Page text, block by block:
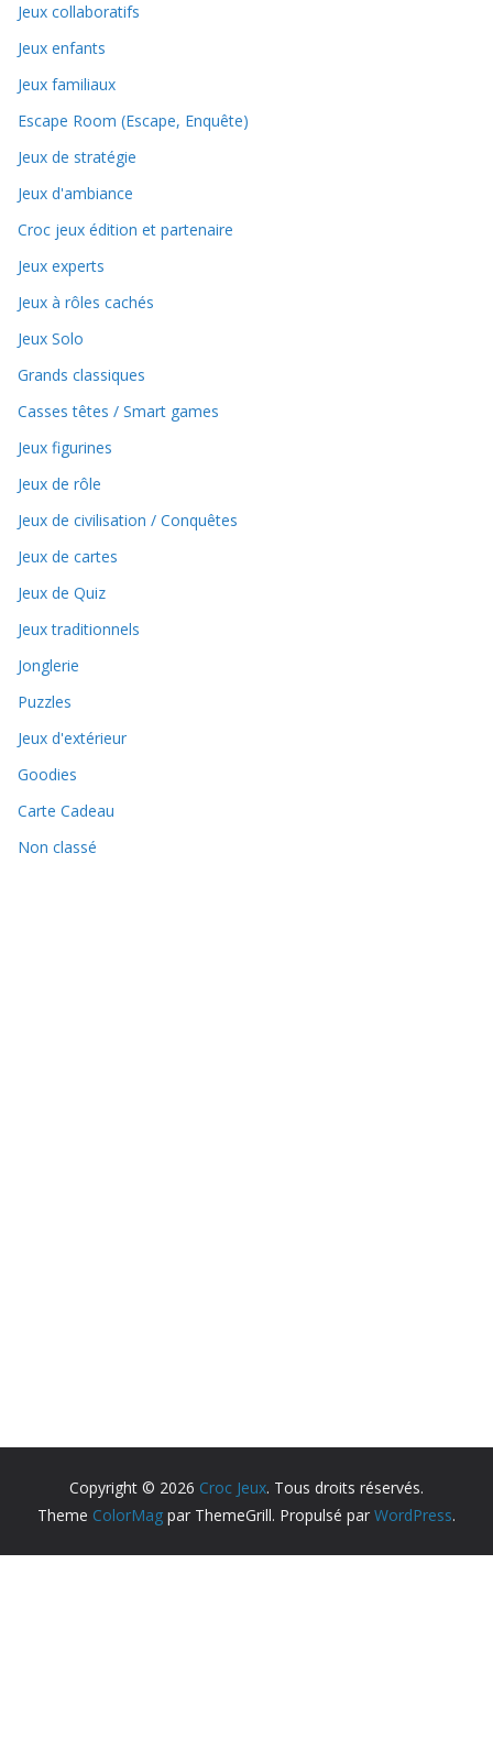
Jeux collaboratifs
Jeux enfants
Jeux familiaux
Escape Room (Escape, Enquête)
Jeux de stratégie
Jeux d'ambiance
Croc jeux édition et partenaire
Jeux experts
Jeux à rôles cachés
Jeux Solo
Grands classiques
Casses têtes / Smart games
Jeux figurines
Jeux de rôle
Jeux de civilisation / Conquêtes
Jeux de cartes
Jeux de Quiz
Jeux traditionnels
Jonglerie
Puzzles
Jeux d'extérieur
Goodies
Carte Cadeau
Non classé
Copyright © 2026 Croc Jeux. Tous droits réservés.
Theme ColorMag par ThemeGrill. Propulsé par WordPress.